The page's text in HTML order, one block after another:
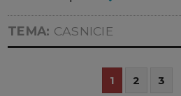
TEMA: CASNICIE
1 2 3